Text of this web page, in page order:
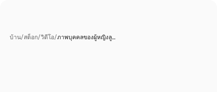
บ้าน/สต็อก/วิดีโอ/ภาพบุคคลของผู้หญิงลู…